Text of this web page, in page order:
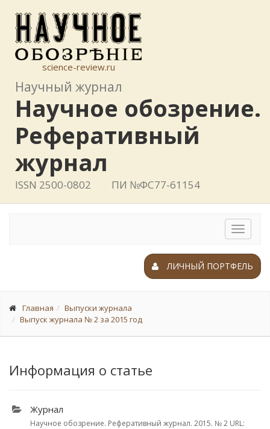
science-review.ru
Научный журнал
Научное обозрение.
Реферативный
журнал
ISSN 2500-0802 ПИ №ФС77-61154
Toggle
ЛИЧНЫЙ ПОРТФЕЛЬ
Главная
Выпуски журнала
Выпуск журнала № 2 за 2015 год
Информация о статье
Журнал
Научное обозрение. Реферативный журнал. 2015. № 2 URL: